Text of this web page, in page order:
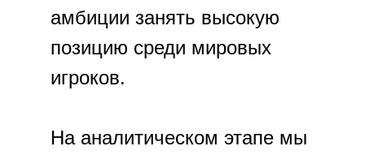
амбиции занять высокую
позицию среди мировых
игроков.
На аналитическом этапе мы